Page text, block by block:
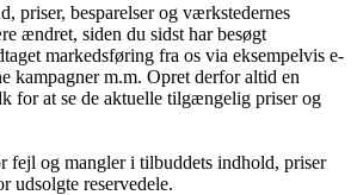
priser, besparelser og værkstedernes
ændret, siden du sidst har besøgt
markedsføring fra os via eksempelvis e-
kampagner m.m. Opret derfor altid en
for at se de aktuelle tilgængelig priser og
fejl og mangler i tilbuddets indhold, priser
udsolgte reservedele.